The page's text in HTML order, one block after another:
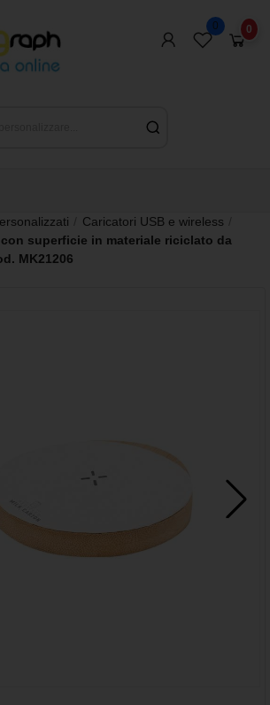
0 0
Caricatori USB e wireless
superficie in materiale riciclato da
MK21206